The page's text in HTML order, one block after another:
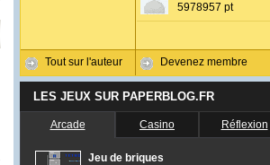
Tout sur l'auteur
5978957 pt
Devenez membre
LES JEUX SUR PAPERBLOG.FR
Arcade Casino Réflexion
Jeu de briques